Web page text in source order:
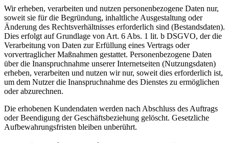
Wir erheben, verarbeiten und nutzen personenbezogene Daten nur,
soweit sie für die Begründung, inhaltliche Ausgestaltung oder
Änderung des Rechtsverhältnisses erforderlich sind (Bestandsdaten).
Dies erfolgt auf Grundlage von Art. 6 Abs. 1 lit. b DSGVO, der die
Verarbeitung von Daten zur Erfüllung eines Vertrags oder
vorvertraglicher Maßnahmen gestattet. Personenbezogene Daten
über die Inanspruchnahme unserer Internetseiten (Nutzungsdaten)
erheben, verarbeiten und nutzen wir nur, soweit dies erforderlich ist,
um dem Nutzer die Inanspruchnahme des Dienstes zu ermöglichen
oder abzurechnen.
Die erhobenen Kundendaten werden nach Abschluss des Auftrags
oder Beendigung der Geschäftsbeziehung gelöscht. Gesetzliche
Aufbewahrungsfristen bleiben unberührt.